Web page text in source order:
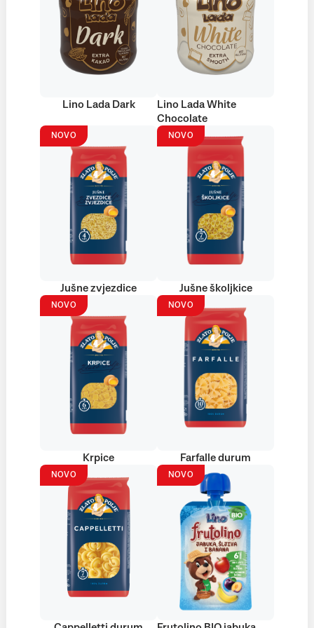
Lino Lada Dark
Lino Lada White
Chocolate
NOVO
Jušne zvjezdice
NOVO
Jušne školjkice
NOVO
Krpice
NOVO
Farfalle durum
NOVO NOVO